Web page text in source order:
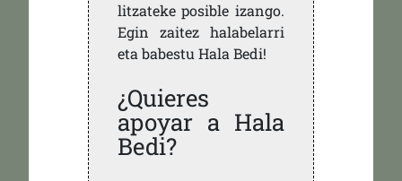
litzateke posible izango.
Egin zaitez halabelarri
eta babestu Hala Bedi!
¿Quieres
apoyar a Hala
Bedi?